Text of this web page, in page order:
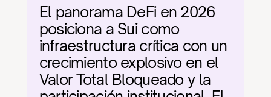
El panorama DeFi en 2026
posiciona a Sui como
infraestructura crítica con un
crecimiento explosivo en el
Valor Total Bloqueado y la